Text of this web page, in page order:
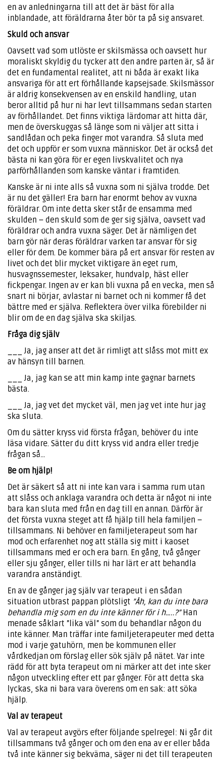
en av anledningarna till att det är bäst för alla
inblandade, att föräldrarna åter bör ta på sig ansvaret.
Skuld och ansvar
Oavsett vad som utlöste er skilsmässa och oavsett hur
moraliskt skyldig du tycker att den andre parten är, så är
det en fundamental realitet, att ni båda är exakt lika
ansvariga för att ert förhållande kapsejsade. Skilsmässor
är aldrig konsekvensen av en enskild handling, utan
beror alltid på hur ni har levt tillsammans sedan starten
av förhållandet. Det finns viktiga lärdomar att hitta där,
men de överskuggas så länge som ni väljer att sitta i
sandlådan och peka finger mot varandra. Så sluta med
det och uppför er som vuxna människor. Det är också det
bästa ni kan göra för er egen livskvalitet och nya
parförhållanden som kanske väntar i framtiden.
Kanske är ni inte alls så vuxna som ni själva trodde. Det
är nu det gäller! Era barn har enormt behov av vuxna
föräldrar. Om inte detta sker står de ensamma med
skulden – den skuld som de ger sig själva, oavsett vad
föräldrar och andra vuxna säger. Det är nämligen det
barn gör när deras föräldrar varken tar ansvar för sig
eller för dem. De kommer bära på ert ansvar för resten av
livet och det blir mycket viktigare än eget rum,
husvagnssemester, leksaker, hundvalp, häst eller
fickpengar. Ingen av er kan bli vuxna på en vecka, men så
snart ni börjar, avlastar ni barnet och ni kommer få det
bättre med er själva. Reflektera över vilka förebilder ni
blir om de en dag själva ska skiljas.
Fråga dig själv
___ Ja, jag anser att det är rimligt att slåss mot mitt ex
av hänsyn till barnen.
___ Ja, jag kan se att min kamp inte gagnar barnets
bästa.
___ Ja, jag vet det mycket väl, men jag vet inte hur jag
ska sluta.
Om du sätter kryss vid första frågan, behöver du inte
läsa vidare. Sätter du ditt kryss vid andra eller tredje
frågan så…
Be om hjälp!
Det är säkert så att ni inte kan vara i samma rum utan
att slåss och anklaga varandra och detta är något ni inte
bara kan sluta med från en dag till en annan. Därför är
det första vuxna steget att få hjälp till hela familjen –
tillsammans. Ni behöver en familjeterapeut som har
mod och erfarenhet nog att ställa sig mitt i kaoset
tillsammans med er och era barn. En gång, två gånger
eller sju gånger, eller tills ni har lärt er att behandla
varandra anständigt.
En av de gånger jag själv var terapeut i en sådan
situation utbrast pappan plötsligt ”Åh, kan du inte bara
behandla mig som en du inte känner för i h…..?”Han
menade såklart ”lika väl” som du behandlar någon du
inte känner. Man träffar inte familjeterapeuter med detta
mod i varje gatuhörn, men be kommunen eller
vårdkedjan om förslag eller sök själv på nätet. Var inte
rädd för att byta terapeut om ni märker att det inte sker
någon utveckling efter ett par gånger. För att detta ska
lyckas, ska ni bara vara överens om en sak: att söka
hjälp.
Val av terapeut
Val av terapeut avgörs efter följande spelregel: Ni går dit
tillsammans två gånger och om den ena av er eller båda
två inte känner sig bekväma, säger ni det till terapeuten